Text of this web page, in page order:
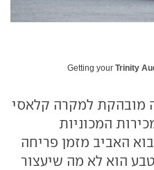
Getting your Trinity
מובהקת למקרה קלאסי
המכוניות
האביב מזמן פריחה
הוא לא מה שיעצור